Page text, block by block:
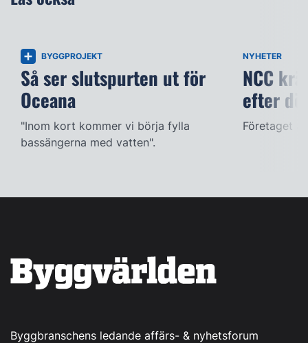
BYGGPROJEKT
Så ser slutspurten ut för
Oceana
"Inom kort kommer vi börja fylla
bassängerna med vatten".
NYHETER
NCC
efter
Företaget
Byggbranschens ledande affärs- & nyhetsforum